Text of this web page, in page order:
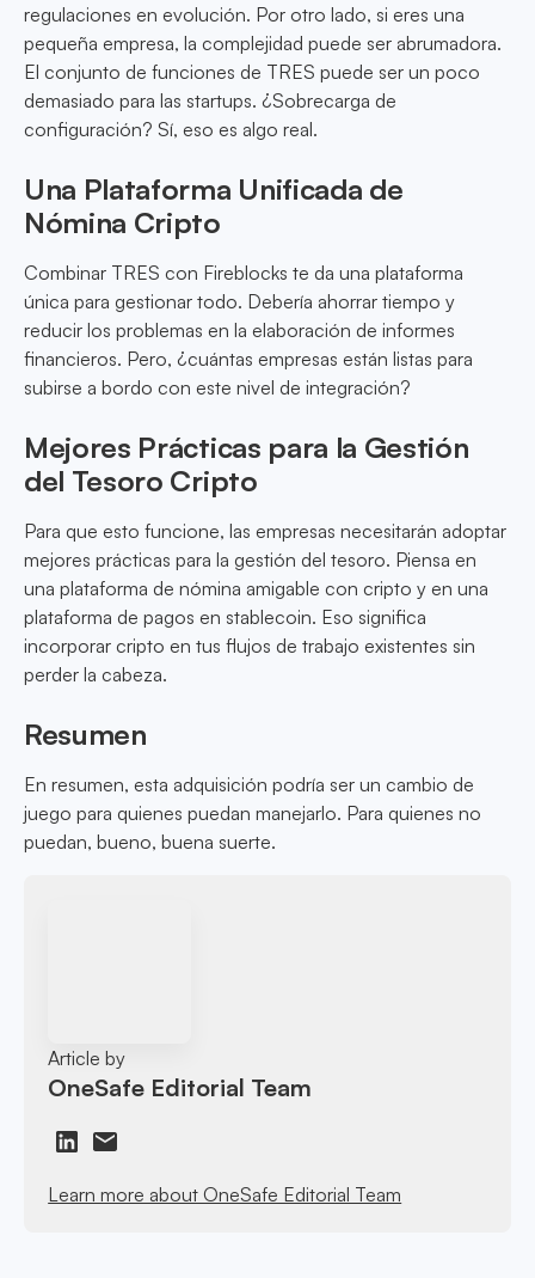
regulaciones en evolución. Por otro lado, si eres una
pequeña empresa, la complejidad puede ser abrumadora.
El conjunto de funciones de TRES puede ser un poco
demasiado para las startups. ¿Sobrecarga de
configuración? Sí, eso es algo real.
Una Plataforma Unificada de
Nómina Cripto
Combinar TRES con Fireblocks te da una plataforma
única para gestionar todo. Debería ahorrar tiempo y
reducir los problemas en la elaboración de informes
financieros. Pero, ¿cuántas empresas están listas para
subirse a bordo con este nivel de integración?
Mejores Prácticas para la Gestión
del Tesoro Cripto
Para que esto funcione, las empresas necesitarán adoptar
mejores prácticas para la gestión del tesoro. Piensa en
una plataforma de nómina amigable con cripto y en una
plataforma de pagos en stablecoin. Eso significa
incorporar cripto en tus flujos de trabajo existentes sin
perder la cabeza.
Resumen
En resumen, esta adquisición podría ser un cambio de
juego para quienes puedan manejarlo. Para quienes no
puedan, bueno, buena suerte.
Article by
OneSafe Editorial Team
Learn more about OneSafe Editorial Team